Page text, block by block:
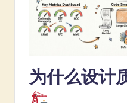
为什么设计